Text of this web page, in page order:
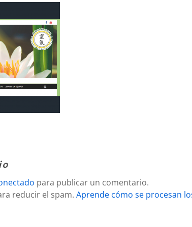
para publicar un comentario.
reducir el spam.Aprende cómo se procesan